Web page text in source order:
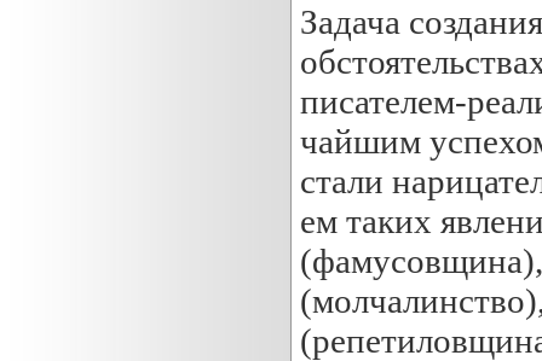
Задача
писателем-
чайшим
стали
ем таких